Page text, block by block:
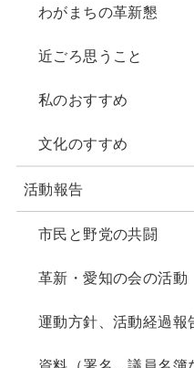
わがまちの革新懇
近ごろ思うこと
私のおすすめ
文化のすすめ
活動報告
市民と野党の共闘
革新・愛知の会の活動
運動方針、活動経過報